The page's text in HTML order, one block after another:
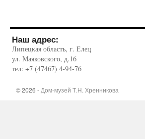
Наш адрес:
Липецкая область, г. Елец
ул. Маяковского, д.16
тел: +7 (47467) 4-94-76
© 2026 - Дом-музей Т.Н. Хренникова